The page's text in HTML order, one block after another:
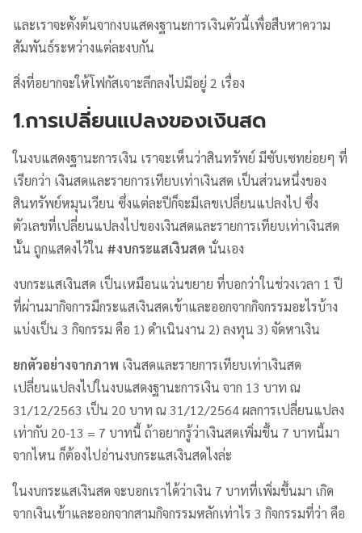
และเราจะตั้งต้นจากงบแสดงฐานะการเงินตัวนี้เพื่อสืบหาความ
สัมพันธ์ระหว่างแต่ละงบกัน
สิ่งที่อยากจะให้โฟกัสเจาะลึกลงไปมีอยู่ 2 เรื่อง
1.การเปลี่ยนแปลงของเงินสด
ในงบแสดงฐานะการเงิน เราจะเห็นว่าสินทรัพย์ มีซับเซทย่อยๆ ที่
เรียกว่า เงินสดและรายการเทียบเท่าเงินสด เป็นส่วนหนึ่งของ
สินทรัพย์หมุนเวียน ซึ่งแต่ละปีก็จะมีเลขเปลี่ยนแปลงไป ซึ่ง
ตัวเลขที่เปลี่ยนแปลงไปของเงินสดและรายการเทียบเท่าเงินสด
นั้น ถูกแสดงไว้ใน #งบกระแสเงินสด นั่นเอง
งบกระแสเงินสด เป็นเหมือนแว่นขยาย ที่บอกว่าในช่วงเวลา 1 ปี
ที่ผ่านมากิจการมีกระแสเงินสดเข้าและออกจากกิจกรรมอะไรบ้าง
แบ่งเป็น 3 กิจกรรม คือ 1) ดำเนินงาน 2) ลงทุน 3) จัดหาเงิน
ยกตัวอย่างจากภาพ เงินสดและรายการเทียบเท่าเงินสด
เปลี่ยนแปลงไปในงบแสดงฐานะการเงิน จาก 13 บาท ณ
31/12/2563 เป็น 20 บาท ณ 31/12/2564 ผลการเปลี่ยนแปลง
เท่ากับ 20-13 = 7 บาทนี้ ถ้าอยากรู้ว่าเงินสดเพิ่มขึ้น 7 บาทนี้มา
จากไหน ก็ต้องไปอ่านงบกระแสเงินสดไงล่ะ
ในงบกระแสเงินสด จะบอกเราได้ว่าเงิน 7 บาทที่เพิ่มขึ้นมา เกิด
จากเงินเข้าและออกจากสามกิจกรรมหลักเท่าไร 3 กิจกรรมที่ว่า คือ